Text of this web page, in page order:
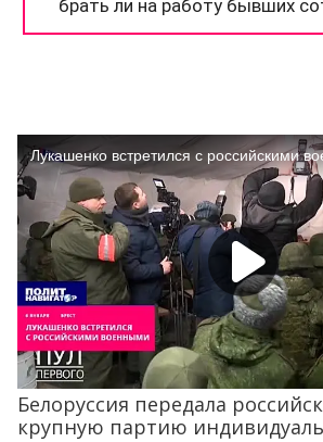
Белоруссия передала
крупную партию